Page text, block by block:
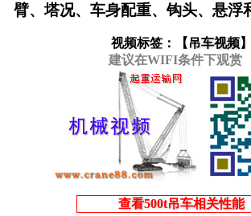
臂、塔况、车身配重、钩头、悬浮
视频标签：【 吊车视频】
建议在WIFI条件下观赏
查看500t吊车相关性能